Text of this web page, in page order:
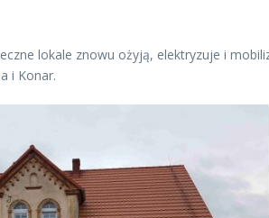
lokale znowu ożyją, elektryzuje i
i Konar.